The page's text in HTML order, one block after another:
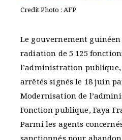
Credit Photo : AFP
Le gouvernement guinéen
radiation de 5 125
l’administration
arrêtés signés le 18 juin
Modernisation de
Fonction publique, Faya
Parmi les agents
sanctionnés pour